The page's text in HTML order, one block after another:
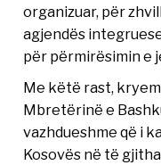
organizuar, për
agjendës
për përmirësimin e
Me këtë rast,
Mbretërinë e
vazhdueshme që i
Kosovës në të